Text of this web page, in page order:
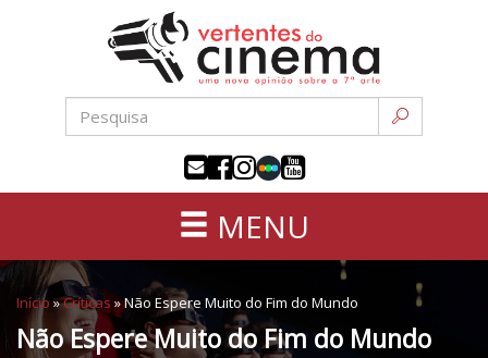
conteúdo
sétima
MENU
Início »Críticas »Não Espere Muito do Fim do Mundo
Não Espere Muito do Fim do Mundo